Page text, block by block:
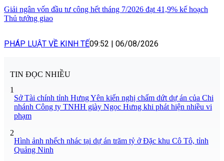
Giải ngân vốn đầu tư công hết tháng 7/2026 đạt 41,9% kế hoạch
Thủ tướng giao
PHÁP LUẬT VỀ KINH TẾ09:52 06/08/2026
TIN ĐỌC NHIỀU
1
Sở Tài chính tỉnh Hưng Yên kiến nghị chấm dứt dự án của Chi
nhánh Công ty TNHH giày Ngọc Hưng khi phát hiện nhiều vi
phạm
2
Hình ảnh nhếch nhác tại dự án trăm tỷ ở Đặc khu Cô Tô, tỉnh
Quảng Ninh